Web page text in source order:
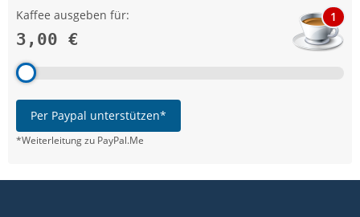
Kaffee ausgeben für:
3,00 €
1
Per Paypal unterstützen*
*Weiterleitung zu PayPal.Me